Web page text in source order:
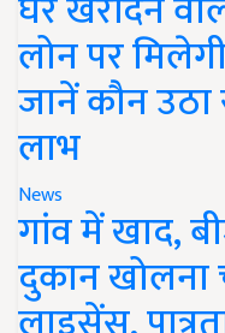
लोन पर
जानें कौन
लाभ
News
गांव में खाद,
दुकान खोलना